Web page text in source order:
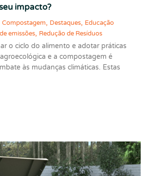
impacto?
Compostagem, Destaques, Educação
emissões, Redução de Resíduos
o ciclo do alimento e adotar práticas
e a compostagem é
às mudanças climáticas. Estas